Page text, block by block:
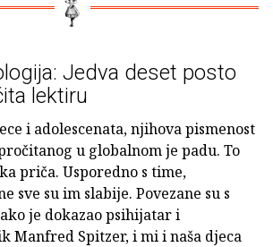
Jedva deset posto
lektiru
i adolescenata, njihova pismenost
u globalnom je padu. To
priča. Usporedno s time,
sve su im slabije. Povezane su s
je dokazao psihijatar i
Manfred Spitzer, i mi i naša djeca